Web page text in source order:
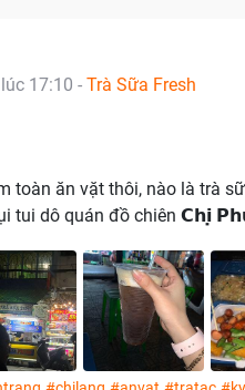
17:10 - Trà Sữa Fresh
toàn ăn vặt thôi, nào là trà
tui dô quán đồ chiên 𝗖𝗵𝗶̣